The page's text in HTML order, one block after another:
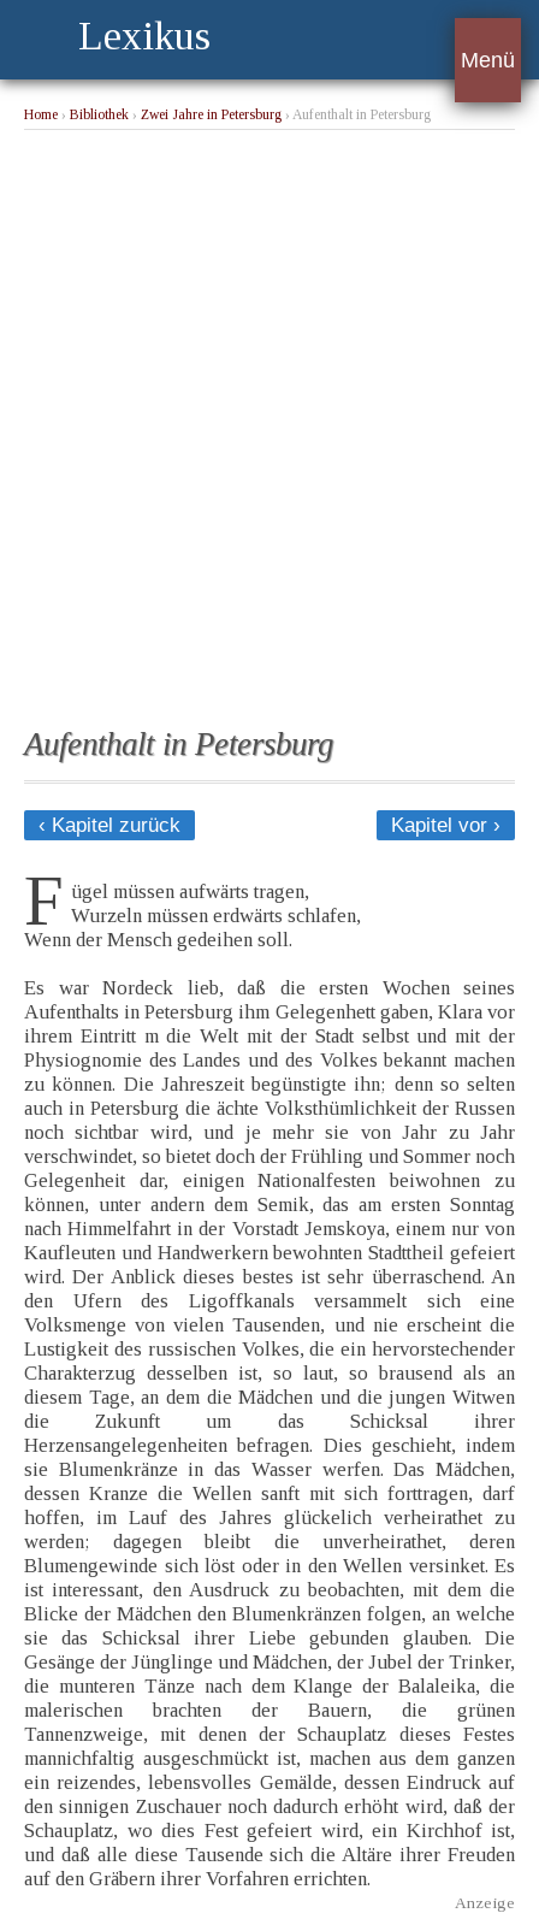
Lexikus
Menü
Home › Bibliothek › Zwei Jahre in Petersburg › Aufenthalt in Petersburg
Aufenthalt in Petersburg
‹ Kapitel zurück Kapitel vor ›
F ügel müssen aufwärts tragen,
Wurzeln müssen erdwärts schlafen,
Wenn der Mensch gedeihen soll.
Es war Nordeck lieb, daß die ersten Wochen seines
Aufenthalts in Petersburg ihm Gelegenhett gaben, Klara vor
ihrem Eintritt m die Welt mit der Stadt selbst und mit der
Physiognomie des Landes und des Volkes bekannt machen
zu können. Die Jahreszeit begünstigte ihn; denn so selten
auch in Petersburg die ächte Volksthümlichkeit der Russen
noch sichtbar wird, und je mehr sie von Jahr zu Jahr
verschwindet, so bietet doch der Frühling und Sommer noch
Gelegenheit dar, einigen Nationalfesten beiwohnen zu
können, unter andern dem Semik, das am ersten Sonntag
nach Himmelfahrt in der Vorstadt Jemskoya, einem nur von
Kaufleuten und Handwerkern bewohnten Stadttheil gefeiert
wird. Der Anblick dieses bestes ist sehr überraschend. An
den Ufern des Ligoffkanals versammelt sich eine
Volksmenge von vielen Tausenden, und nie erscheint die
Lustigkeit des russischen Volkes, die ein hervorstechender
Charakterzug desselben ist, so laut, so brausend als an
diesem Tage, an dem die Mädchen und die jungen Witwen
die Zukunft um das Schicksal ihrer
Herzensangelegenheiten befragen. Dies geschieht, indem
sie Blumenkränze in das Wasser werfen. Das Mädchen,
dessen Kranze die Wellen sanft mit sich forttragen, darf
hoffen, im Lauf des Jahres glückelich verheirathet zu
werden; dagegen bleibt die unverheirathet, deren
Blumengewinde sich löst oder in den Wellen versinket. Es
ist interessant, den Ausdruck zu beobachten, mit dem die
Blicke der Mädchen den Blumenkränzen folgen, an welche
sie das Schicksal ihrer Liebe gebunden glauben. Die
Gesänge der Jünglinge und Mädchen, der Jubel der Trinker,
die munteren Tänze nach dem Klange der Balaleika, die
malerischen brachten der Bauern, die grünen
Tannenzweige, mit denen der Schauplatz dieses Festes
mannichfaltig ausgeschmückt ist, machen aus dem ganzen
ein reizendes, lebensvolles Gemälde, dessen Eindruck auf
den sinnigen Zuschauer noch dadurch erhöht wird, daß der
Schauplatz, wo dies Fest gefeiert wird, ein Kirchhof ist,
und daß alle diese Tausende sich die Altäre ihrer Freuden
auf den Gräbern ihrer Vorfahren errichten.